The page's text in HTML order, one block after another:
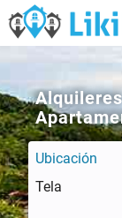
Ubicación